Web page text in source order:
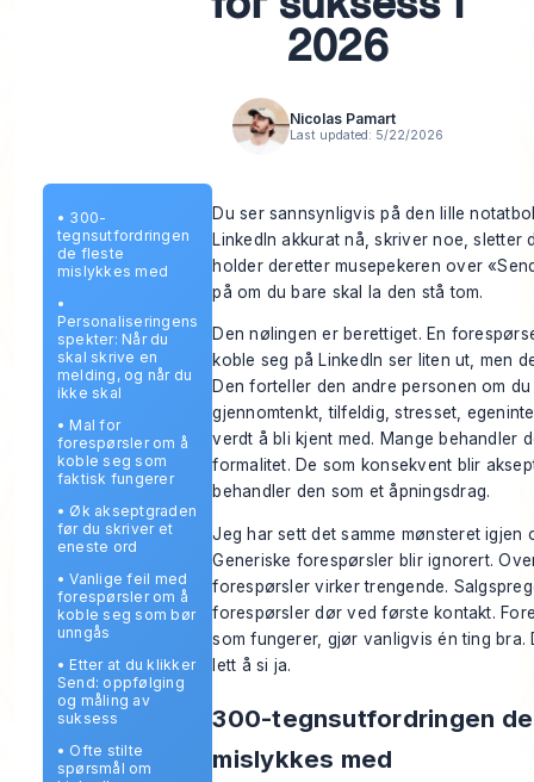
2026
Nicolas Pamart
Last updated: 5/22/2026
• 300-
tegnsutfordringen
de fleste
mislykkes med
•
Personaliseringens
spekter: Når du
skal skrive en
melding, og når du
ikke skal
• Mal for
forespørsler om å
koble seg som
faktisk fungerer
• Øk akseptgraden
før du skriver et
eneste ord
•Vanlige feil med
forespørsler om å
koble seg som bør
unngås
• Etter at du klikker
Send: oppfølging
og måling av
suksess
• Ofte stilte
spørsmål om
Du ser sannsynligvis på den lille
LinkedIn akkurat nå, skriver noe, sletter
holder deretter musepekeren over
på om du bare skal la den stå tom.
Den nølingen er berettiget. En
koble seg på LinkedIn ser liten ut, men
Den forteller den andre personen om
gjennomtenkt, tilfeldig, stresset,
verdt å bli kjent med. Mange behandler
formalitet. De som konsekvent blir
behandler den som et åpningsdrag.
Jeg har sett det samme mønsteret igjen
Generiske forespørsler blir ignorert.
forespørsler virker trengende.
forespørsler dør ved første kontakt.
som fungerer, gjør vanligvis én ting bra.
lett å si ja.
300-tegnsutfordringen
mislykkes med